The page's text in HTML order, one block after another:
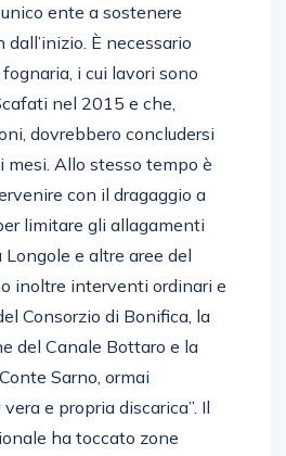
ente a sostenere
È necessario
i cui lavori sono
nel 2015 e che,
dovrebbero concludersi
mesi. Allo stesso tempo è
con il dragaggio a
limitare gli allagamenti
e altre aree del
inoltre interventi ordinari e
Consorzio di Bonifica, la
del Canale Bottaro e la
Sarno, ormai
e propria discarica”. Il
ha toccato zone